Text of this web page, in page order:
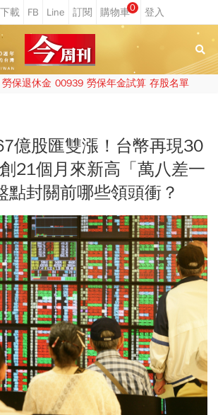
0
勞保退休金 00939 勞保年金試算 存股名單
億股匯雙漲！台幣再現30
21個月來新高「萬八差一
封關前哪些領頭衝？